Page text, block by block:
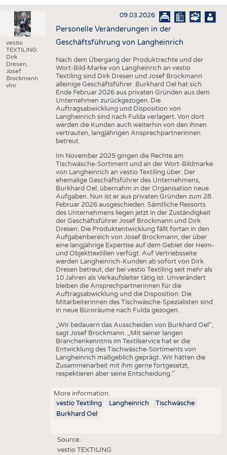
INTERIOR TEXTILES
APPAREL
TESTS
BUSINESS
COMPANIES
STATISTICS
GOOD TO KNOW
ADDRESSES & LINKS
SCHEDULE
CALENDAR
vestio
TEXTILING:
Dirk
Dresen,
Josef
Brockmann
vlnr
09.03.2026
Personelle Veränderungen in der
Geschäftsführung von Langheinrich
Nach dem Übergang der Produktrechte und der
Wort-Bild-Marke von Langheinrich an vestio
Textiling sind Dirk Dresen und Josef Brockmann
alleinige Geschäftsführer. Burkhard Oel hat sich
Ende Februar 2026 aus privaten Gründen aus dem
Unternehmen zurückgezogen. Die
Auftragsabwicklung und Disposition von
Langheinrich sind nach Fulda verlagert. Von dort
werden die Kunden auch weiterhin von den ihnen
vertrauten, langjährigen Ansprechpartnerinnen
betreut.
Im November 2025 gingen die Rechte am
Tischwäsche-Sortiment und an der Wort-Bildmarke
von Langheinrich an vestio Textiling über. Der
ehemalige Geschäftsführer des Unternehmens,
Burkhard Oel, übernahm in der Organisation neue
Aufgaben. Nun ist er aus privaten Gründen zum 28.
Februar 2026 ausgeschieden. Sämtliche Ressorts
des Unternehmens liegen jetzt in der Zuständigkeit
der Geschäftsführer Josef Brockmann und Dirk
Dresen. Die Produktentwicklung fällt fortan in den
Aufgabenbereich von Josef Brockmann, der über
eine langjährige Expertise auf dem Gebiet der Heim-
und Objekttextilien verfügt. Auf Vertriebsseite
werden Langheinrich-Kunden ab sofort von Dirk
Dresen betreut, der bei vestio Textiling seit mehr als
10 Jahren als Verkaufsleiter tätig ist. Unverändert
bleiben die Ansprechpartnerinnen für die
Auftragsabwicklung und die Disposition: Die
Mitarbeiterinnen des Tischwäsche-Spezialisten sind
in neue Büroräume nach Fulda gezogen.
„Wir bedauern das Ausscheiden von Burkhard Oel“,
sagt Josef Brockmann. „Mit seiner langen
Branchenkenntnis im Textilservice hat er die
Entwicklung des Tischwäsche-Sortiments von
Langheinrich maßgeblich geprägt. Wir hätten die
Zusammenarbeit mit ihm gerne fortgesetzt,
respektieren aber seine Entscheidung.“
More information:
vestio Textiling
Langheinrich
Tischwäsche
Burkhard Oel
Source:
vestio TEXTILING